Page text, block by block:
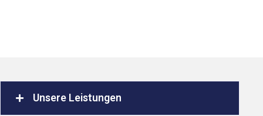
Unsere Leistungen